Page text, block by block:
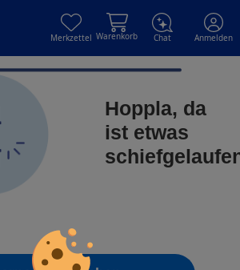
Merkzettel Warenkorb Chat Anmelden
Hoppla, da
ist etwas